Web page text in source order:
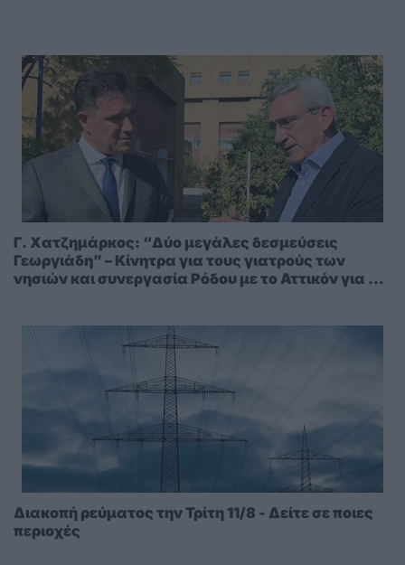
Γ. Χατζημάρκος: “Δύο μεγάλες δεσμεύσεις
Γεωργιάδη” – Κίνητρα για τους γιατρούς των
νησιών και συνεργασία Ρόδου με το Αττικόν για το
Διακοπή ρεύματος την Τρίτη 11/8 - Δείτε σε ποιες
περιοχές